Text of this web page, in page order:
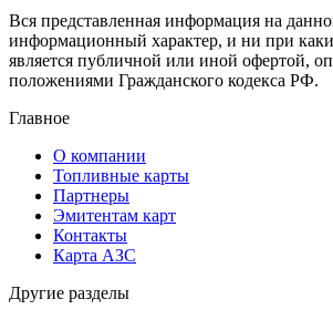
Вся представленная информация на
информационный характер, и ни при
является публичной или иной офертой,
положениями Гражданского кодекса РФ.
Главное
О компании
Топливные карты
Партнеры
Эмитентам карт
Контакты
Карта АЗС
Другие разделы